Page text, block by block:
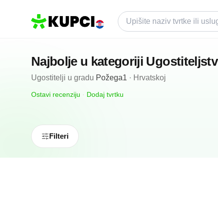
Najbolje u kategoriji
Ugostitelji u gradu Požega1 · Hrvatskoj
Ostavi recenziju · Dodaj tvrtku
Filteri